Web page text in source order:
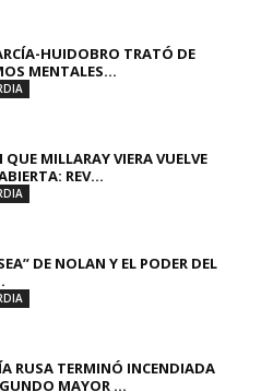
HUIDOBRO TRATÓ DE
MENTALES...
QUE MILLARAY VIERA VUELVE
REV...
DE NOLAN Y EL PODER DEL
RUSA TERMINÓ INCENDIADA
MAYOR ...